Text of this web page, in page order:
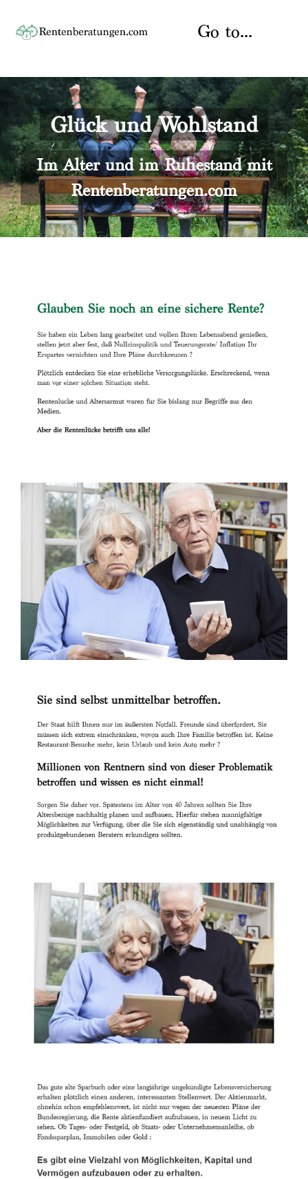
content
Go to...
Startseite
Rente
Rentenberater
Rentenversicherung
Versicherungsberatung
Über uns
Kontakt
Glück und Wohlstand
Im Alter und im Ruhestand mit
Rentenberatungen.com